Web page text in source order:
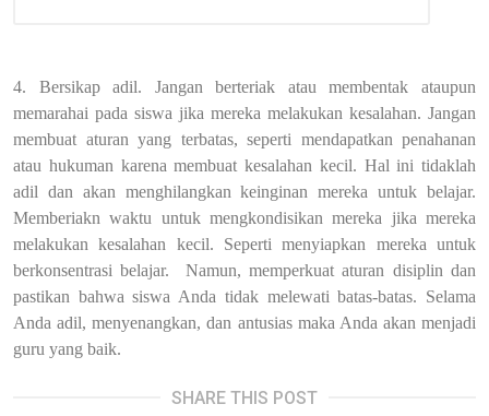
4. Bersikap adil. Jangan berteriak atau membentak ataupun
memarahai pada siswa jika mereka melakukan kesalahan. Jangan
membuat aturan yang terbatas, seperti mendapatkan penahanan
atau hukuman karena membuat kesalahan kecil. Hal ini tidaklah
adil dan akan menghilangkan keinginan mereka untuk belajar.
Memberiakn waktu untuk mengkondisikan mereka jika mereka
melakukan kesalahan kecil. Seperti menyiapkan mereka untuk
berkonsentrasi belajar. Namun, memperkuat aturan disiplin dan
pastikan bahwa siswa Anda tidak melewati batas-batas. Selama
Anda adil, menyenangkan, dan antusias maka Anda akan menjadi
guru yang baik.
SHARE THIS POST